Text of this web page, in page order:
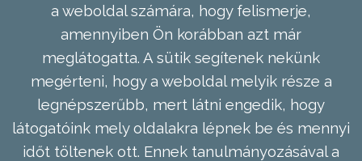
a weboldal számára, hogy felismerje,
amennyiben Ön korábban azt már
meglátogatta. A sütik segítenek nekünk
megérteni, hogy a weboldal melyik része a
legnépszerűbb, mert látni engedik, hogy
látogatóink mely oldalakra lépnek be és mennyi
időt töltenek ott. Ennek tanulmányozásával a